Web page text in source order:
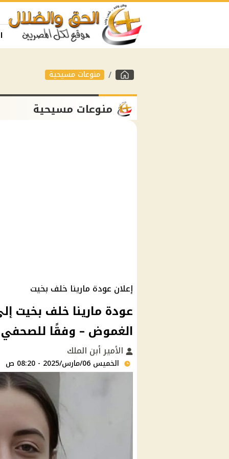
منوعات مسيحية
منوعات مسيحية
إعلان عودة مارينا خلف بخيت
عودة مارينا خلف بخيت
الغموض – وفقًا
الأمير أبن الملك
الخميس 06/مارس/2025 - 08:20 ص